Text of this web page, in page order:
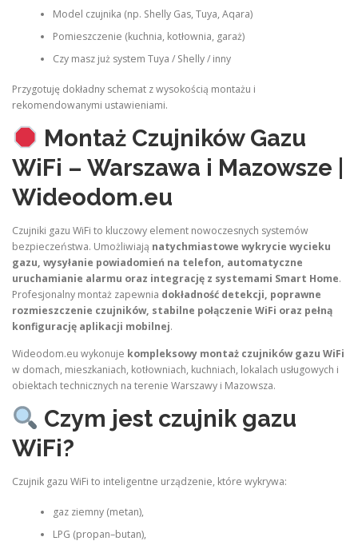
Model czujnika (np. Shelly Gas, Tuya, Aqara)
Pomieszczenie (kuchnia, kotłownia, garaż)
Czy masz już system Tuya / Shelly / inny
Przygotuję dokładny schemat z wysokością montażu i
rekomendowanymi ustawieniami.
Montaż Czujników Gazu
WiFi – Warszawa i Mazowsze |
Wideodom.eu
Czujniki gazu WiFi to kluczowy element nowoczesnych systemów
bezpieczeństwa. Umożliwiają natychmiastowe wykrycie wycieku
gazu, wysyłanie powiadomień na telefon, automatyczne
uruchamianie alarmu oraz integrację z systemami Smart Home.
Profesjonalny montaż zapewnia dokładność detekcji, poprawne
rozmieszczenie czujników, stabilne połączenie WiFi oraz pełną
konfigurację aplikacji mobilnej.
Wideodom.eu wykonuje kompleksowy montaż czujników gazu WiFi
w domach, mieszkaniach, kotłowniach, kuchniach, lokalach usługowych i
obiektach technicznych na terenie Warszawy i Mazowsza.
Czym jest czujnik gazu
WiFi?
Czujnik gazu WiFi to inteligentne urządzenie, które wykrywa:
gaz ziemny (metan),
LPG (propan–butan),